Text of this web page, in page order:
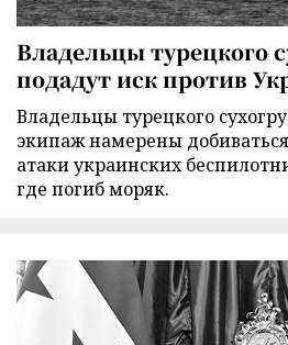
Владельцы турецкого
подадут иск против
Владельцы турецкого
экипаж намерены
атаки украинских
где погиб моряк.